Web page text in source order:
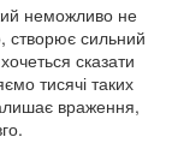
неможливо не
створює сильний
сказати
тисячі таких
враження,